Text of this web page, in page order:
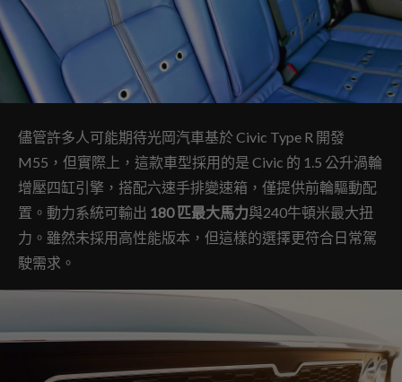
儘管許多人可能期待光岡汽車基於 Civic Type R 開發
M55，但實際上，這款車型採用的是 Civic 的 1.5 公升渦輪
增壓四缸引擎，搭配六速手排變速箱，僅提供前輪驅動配
置。動力系統可輸出 180 匹最大馬力與240牛頓米最大扭
力。雖然未採用高性能版本，但這樣的選擇更符合日常駕
駛需求。